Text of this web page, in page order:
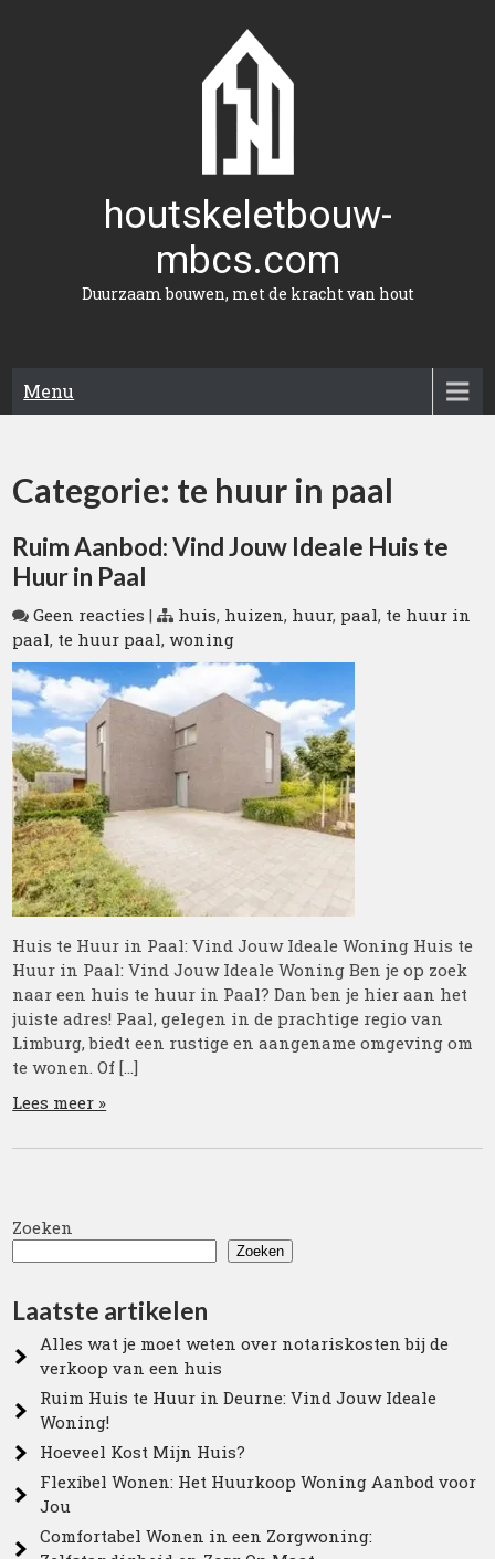
houtskeletbouw-
mbcs.com
Duurzaam bouwen, met de kracht van hout
Menu
Categorie: te huur in paal
Ruim Aanbod: Vind Jouw Ideale Huis te
Huur in Paal
Geen reacties | huis, huizen, huur, paal, te huur in
paal, te huur paal,woning
Huis te Huur in Paal: Vind Jouw Ideale Woning Huis te
Huur in Paal: Vind Jouw Ideale Woning Ben je op zoek
naar een huis te huur in Paal? Dan ben je hier aan het
juiste adres! Paal, gelegen in de prachtige regio van
Limburg, biedt een rustige en aangename omgeving om
te wonen. Of […]
Lees meer »
Zoeken
Zoeken
Laatste artikelen
Alles wat je moet weten over notariskosten bij de
verkoop van een huis
Ruim Huis te Huur in Deurne: Vind Jouw Ideale
Woning!
Hoeveel Kost Mijn Huis?
Flexibel Wonen: Het Huurkoop Woning Aanbod voor
Jou
Comfortabel Wonen in een Zorgwoning: